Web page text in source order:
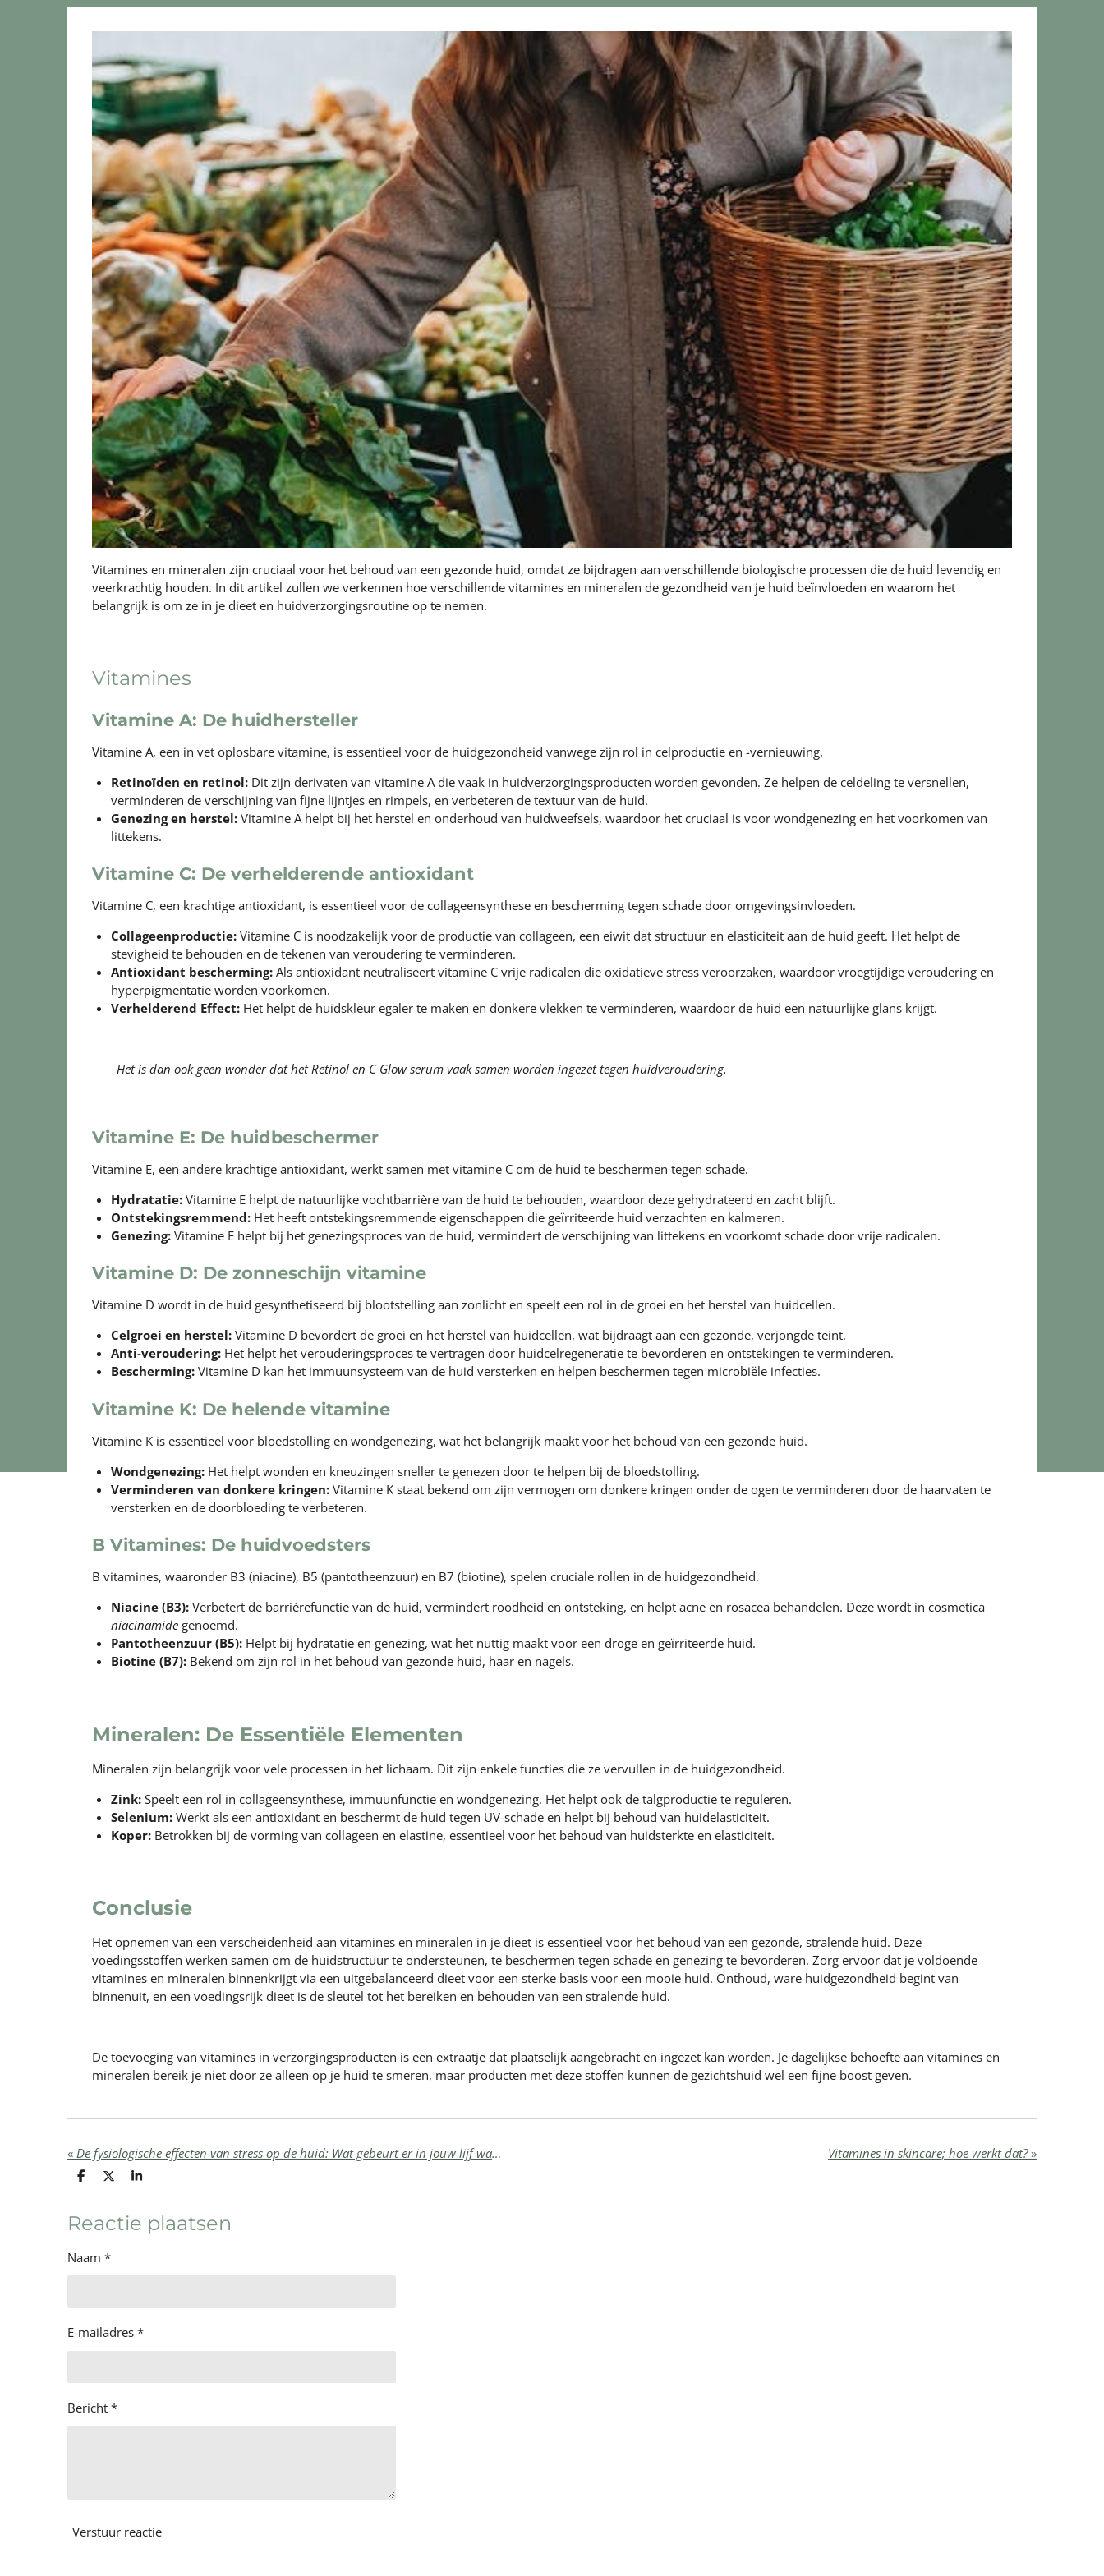
Vitamines en mineralen zijn cruciaal voor het behoud van een gezonde huid, omdat ze bijdragen aan verschillende biologische processen die de huid levendig en
veerkrachtig houden. In dit artikel zullen we verkennen hoe verschillende vitamines en mineralen de gezondheid van je huid beïnvloeden en waarom het
belangrijk is om ze in je dieet en huidverzorgingsroutine op te nemen.
Vitamines
Vitamine A: De huidhersteller
Vitamine A, een in vet oplosbare vitamine, is essentieel voor de huidgezondheid vanwege zijn rol in celproductie en -vernieuwing.
Retinoïden en retinol:Dit zijn derivaten van vitamine A die vaak in huidverzorgingsproducten worden gevonden. Ze helpen de celdeling te versnellen,
verminderen de verschijning van fijne lijntjes en rimpels, en verbeteren de textuur van de huid.
Genezing en herstel:Vitamine A helpt bij het herstel en onderhoud van huidweefsels, waardoor het cruciaal is voor wondgenezing en het voorkomen van
littekens.
Vitamine C: De verhelderende antioxidant
Vitamine C, een krachtige antioxidant, is essentieel voor de collageensynthese en bescherming tegen schade door omgevingsinvloeden.
Collageenproductie:Vitamine C is noodzakelijk voor de productie van collageen, een eiwit dat structuur en elasticiteit aan de huid geeft. Het helpt de
stevigheid te behouden en de tekenen van veroudering te verminderen.
Antioxidant bescherming:Als antioxidant neutraliseert vitamine C vrije radicalen die oxidatieve stress veroorzaken, waardoor vroegtijdige veroudering en
hyperpigmentatie worden voorkomen.
Verhelderend Effect:Het helpt de huidskleur egaler te maken en donkere vlekken te verminderen, waardoor de huid een natuurlijke glans krijgt.
Het is dan ook geen wonder dat het Retinol en C Glow serum vaak samen worden ingezet tegen huidveroudering.
Vitamine E: De huidbeschermer
Vitamine E, een andere krachtige antioxidant, werkt samen met vitamine C om de huid te beschermen tegen schade.
Hydratatie:Vitamine E helpt de natuurlijke vochtbarrière van de huid te behouden, waardoor deze gehydrateerd en zacht blijft.
Ontstekingsremmend:Het heeft ontstekingsremmende eigenschappen die geïrriteerde huid verzachten en kalmeren.
Genezing:Vitamine E helpt bij het genezingsproces van de huid, vermindert de verschijning van littekens en voorkomt schade door vrije radicalen.
Vitamine D: De zonneschijn vitamine
Vitamine D wordt in de huid gesynthetiseerd bij blootstelling aan zonlicht en speelt een rol in de groei en het herstel van huidcellen.
Celgroei en herstel:Vitamine D bevordert de groei en het herstel van huidcellen, wat bijdraagt aan een gezonde, verjongde teint.
Anti-veroudering:Het helpt het verouderingsproces te vertragen door huidcelregeneratie te bevorderen en ontstekingen te verminderen.
Bescherming:Vitamine D kan het immuunsysteem van de huid versterken en helpen beschermen tegen microbiële infecties.
Vitamine K: De helende vitamine
Vitamine K is essentieel voor bloedstolling en wondgenezing, wat het belangrijk maakt voor het behoud van een gezonde huid.
Wondgenezing:Het helpt wonden en kneuzingen sneller te genezen door te helpen bij de bloedstolling.
Verminderen van donkere kringen:Vitamine K staat bekend om zijn vermogen om donkere kringen onder de ogen te verminderen door de haarvaten te
versterken en de doorbloeding te verbeteren.
B Vitamines: De huidvoedsters
B vitamines, waaronder B3 (niacine), B5 (pantotheenzuur) en B7 (biotine), spelen cruciale rollen in de huidgezondheid.
Niacine (B3):Verbetert de barrièrefunctie van de huid, vermindert roodheid en ontsteking, en helpt acne en rosacea behandelen. Deze wordt in cosmetica
niacinamidegenoemd.
Pantotheenzuur (B5):Helpt bij hydratatie en genezing, wat het nuttig maakt voor een droge en geïrriteerde huid.
Biotine (B7):Bekend om zijn rol in het behoud van gezonde huid, haar en nagels.
Mineralen: De Essentiële Elementen
Mineralen zijn belangrijk voor vele processen in het lichaam. Dit zijn enkele functies die ze vervullen in de huidgezondheid.
Zink:Speelt een rol in collageensynthese, immuunfunctie en wondgenezing. Het helpt ook de talgproductie te reguleren.
Selenium:Werkt als een antioxidant en beschermt de huid tegen UV-schade en helpt bij behoud van huidelasticiteit.
Koper:Betrokken bij de vorming van collageen en elastine, essentieel voor het behoud van huidsterkte en elasticiteit.
Conclusie
Het opnemen van een verscheidenheid aan vitamines en mineralen in je dieet is essentieel voor het behoud van een gezonde, stralende huid. Deze
voedingsstoffen werken samen om de huidstructuur te ondersteunen, te beschermen tegen schade en genezing te bevorderen. Zorg ervoor dat je voldoende
vitamines en mineralen binnenkrijgt via een uitgebalanceerd dieet voor een sterke basis voor een mooie huid. Onthoud, ware huidgezondheid begint van
binnenuit, en een voedingsrijk dieet is de sleutel tot het bereiken en behouden van een stralende huid.
De toevoeging van vitamines in verzorgingsproducten is een extraatje dat plaatselijk aangebracht en ingezet kan worden. Je dagelijkse behoefte aan vitamines en
mineralen bereik je niet door ze alleen op je huid te smeren, maar producten met deze stoffen kunnen de gezichtshuid wel een fijne boost geven.
« De fysiologische effecten van stress op de huid: Wat gebeurt er in jouw lijf wanneer je stress ervaart? Vitamines in skincare; hoe werkt dat? »
D
e
n
D
l
S
r
e
Reactie plaatsen
Naam *
E-mailadres *
Bericht *
Verstuur reactie